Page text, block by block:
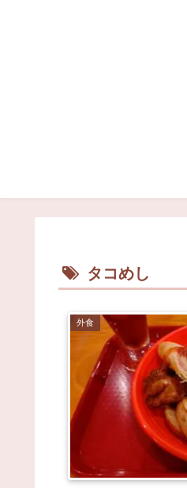
タコめし
外食